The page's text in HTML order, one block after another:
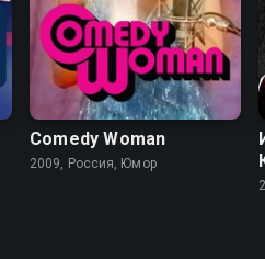
Comedy Woman
2009, Россия, Юмор